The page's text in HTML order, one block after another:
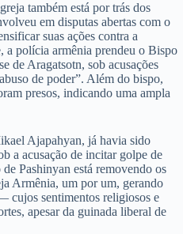
também está por trás dos
em disputas abertas com o
suas ações contra a
a polícia armênia prendeu o Bispo
de Aragatsotn, sob acusações
de poder”. Além do bispo,
presos, indicando uma ampla
Ajapahyan, já havia sido
a acusação de incitar golpe de
Pashinyan está removendo os
Armênia, um por um, gerando
cujos sentimentos religiosos e
apesar da guinada liberal de